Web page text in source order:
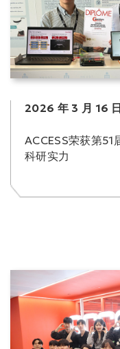
2026 年 3 月 16 日
ACCESS荣获第51
科研实力